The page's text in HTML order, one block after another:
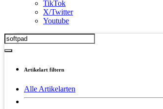
TikTok
X/Twitter
Youtube
Artikelart filtern
Alle Artikelarten